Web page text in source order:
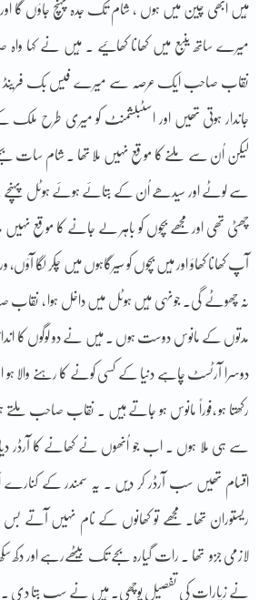
مَیں ابھی چین میں ہوں ، شام تک جدہ پہنچ جاؤں
میرے ساتھ ینبع میں کھانا کھائیے ۔ مَیں نے کہا واہ
نقاب صاحب ایک عرصہ سے میرے فیس بک فرینڈ
جاندار ہوتی تھیں اور اسٹبلشمنٹ کو میری طرح ملک
لیکن اُن سے ملنے کا موقع نہیں ملا تھا ۔ شام سات بجے
سے لوٹے اور سیدھے اُن کے بتائے ہوئے ہوٹل پہنچے
چھٹی تھی اور مجھے بچوں کو باہر لے جانے کا موقع
آپ کھانا کھاؤ اور مَیں بچوں کو سیرگاہوں میں چکر لگا
نہ چھوٹے گی۔ جونہی مَیں ہوٹل میں داخل ہوا ، نقاب
مدتوں کے مانوس دوست ہوں ۔ مَیں نے دو لوگوں کا انداز
دوسرا آرٹسٹ چاہے دنیا کے کسی کونے کا رہنے والا
رکھتا ہو ،فوراً مانوس ہو جاتے ہیں ۔ نقاب صاحب
سے ہی ملا ہوں ۔ اب جو اُنھوں نے کھانے کا آرڈر دیا
اقسام تھیں سب آرڈر کر دیں ۔ یہ سمندر کے کنارے
ریستوران تھا۔ مجھے تو کھانوں کے نام نہیں آتے
لازمی جزو تھا ۔ رات گیارہ بجے تک بیٹھےرہے اور دکھ
نے زیارات کی تفصیل پوچھی۔ مَیں نے سب بتا دی ۔